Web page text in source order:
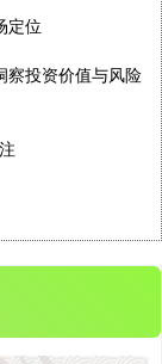
定位
察投资价值与风险